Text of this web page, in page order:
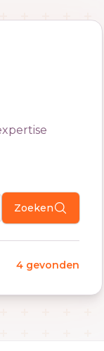
Zoeken
4 gevonden